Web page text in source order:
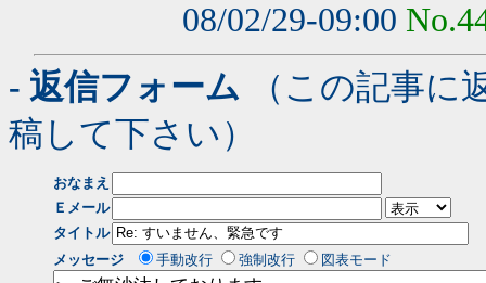
08/02/29-09:00
- 返信フォーム （この記事に
稿して下さい）
おなまえ
Ｅメール
タイトル
メッセージ
手動改行 強制改行 図表モード